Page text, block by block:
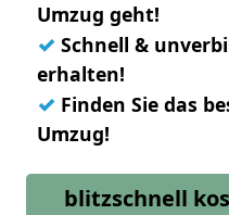
Umzug geht!
✓ Schnell &
erhalten!
✓ Finden Sie das
Umzug!
blitzschnell